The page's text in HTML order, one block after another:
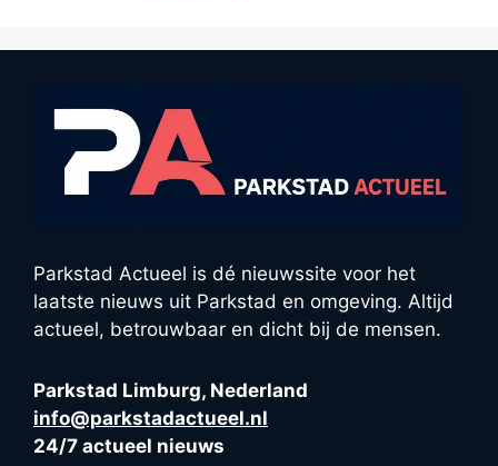
Parkstad Actueel is dé nieuwssite voor het
laatste nieuws uit Parkstad en omgeving. Altijd
actueel, betrouwbaar en dicht bij de mensen.
Parkstad Limburg, Nederland
info@parkstadactueel.nl
24/7 actueel nieuws